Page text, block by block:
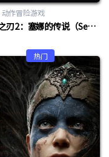
动作冒险游戏
地狱之刃2：塞娜的传说（Senua’s Saga: Hellblade II）
热门